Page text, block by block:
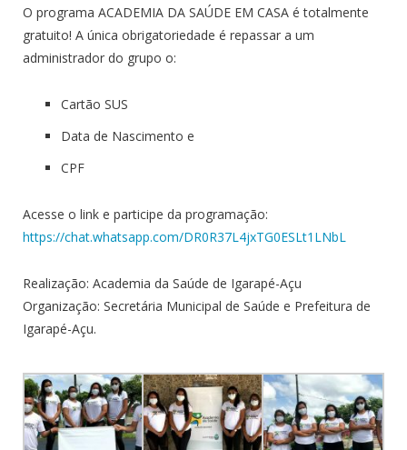
O programa ACADEMIA DA SAÚDE EM CASA é totalmente
gratuito! A única obrigatoriedade é repassar a um
administrador do grupo o:
Cartão SUS
Data de Nascimento e
CPF
Acesse o link e participe da programação:
https://chat.whatsapp.com/DR0R37L4jxTG0ESLt1LNbL
Realização: Academia da Saúde de Igarapé-Açu
Organização: Secretária Municipal de Saúde e Prefeitura de
Igarapé-Açu.